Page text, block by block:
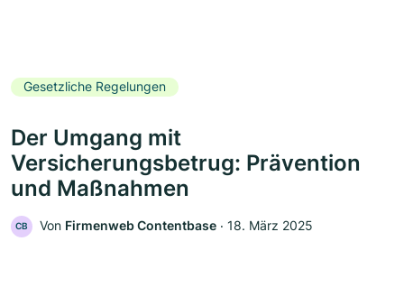
Gesetzliche Regelungen
Der Umgang mit
Versicherungsbetrug: Prävention
und Maßnahmen
CB Von Firmenweb Contentbase ‧ 18. März 2025